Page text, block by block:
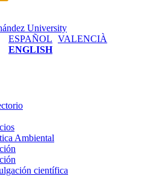
ESPAÑOL VALENCIÀ
ENGLISH
Ambiental
científica